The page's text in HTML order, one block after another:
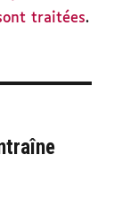
traitées.